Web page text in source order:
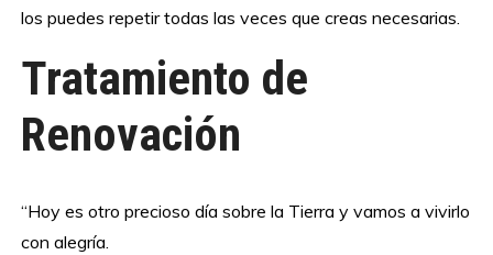
los puedes repetir todas las veces que creas necesarias.
Tratamiento de
Renovación
“Hoy es otro precioso día sobre la Tierra y vamos a vivirlo
con alegría.